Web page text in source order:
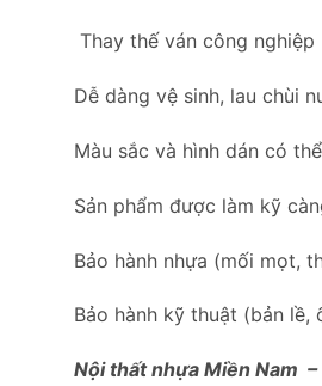
Thay thế ván công nghiệp
Dễ dàng vệ sinh, lau chùi
Màu sắc và hình dán có
Sản phẩm được làm kỹ
Bảo hành nhựa (mối mọt,
Bảo hành kỹ thuật (bản
Nội thất nhựa Miền Nam